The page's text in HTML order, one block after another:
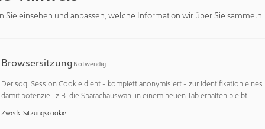
sind es die Fachbereiche Betriebswirtschaft sowie Informatik
gemeinsam zum Tag des Offenen Campus einladen.
der Veranstaltung die Merkmale und Perspektiven aller rund
, Master- und Weiterbildungsstudiengänge der
erläutert und können in persönlichen Gesprächen mit den
vertieft werden. Zusätzlich erfahren die Interessierten,
und Betreuungsangeboten sie während ihres
in welcher Form ein Studium ganz besonders praxisnah,
Sie einsehen und anpassen, welche Information wir über Sie sammeln.
Browsersitzung Notwendig
Der sog. Session Cookie dient - komplett anonymisiert - zur Identifikation eines
damit potenziell z.B. die Sparachauswahl in einem neuen Tab erhalten bleibt.
Zweck: Sitzungscookie